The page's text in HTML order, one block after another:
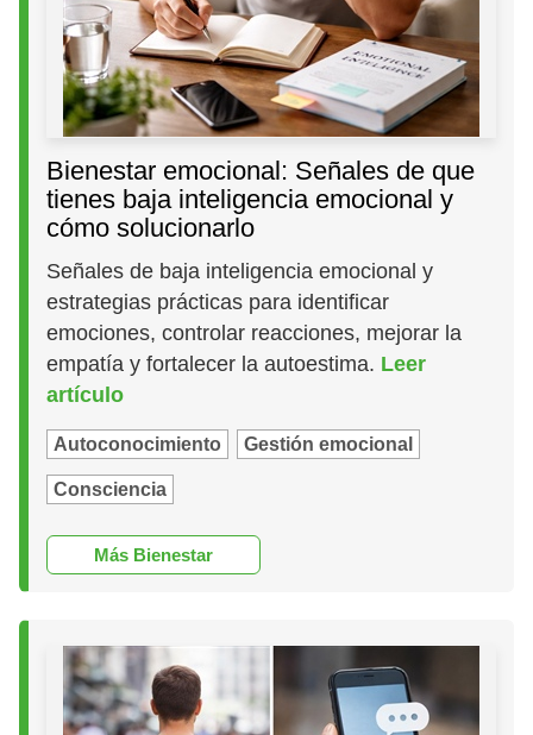
Bienestar emocional: Señales de que
tienes baja inteligencia emocional y
cómo solucionarlo
Señales de baja inteligencia emocional y
estrategias prácticas para identificar
emociones, controlar reacciones, mejorar la
empatía y fortalecer la autoestima. Leer
artículo
Autoconocimiento Gestión emocional
Consciencia
Más Bienestar